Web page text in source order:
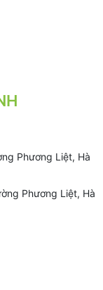
Phương Liệt, Hà
Phương Liệt, Hà